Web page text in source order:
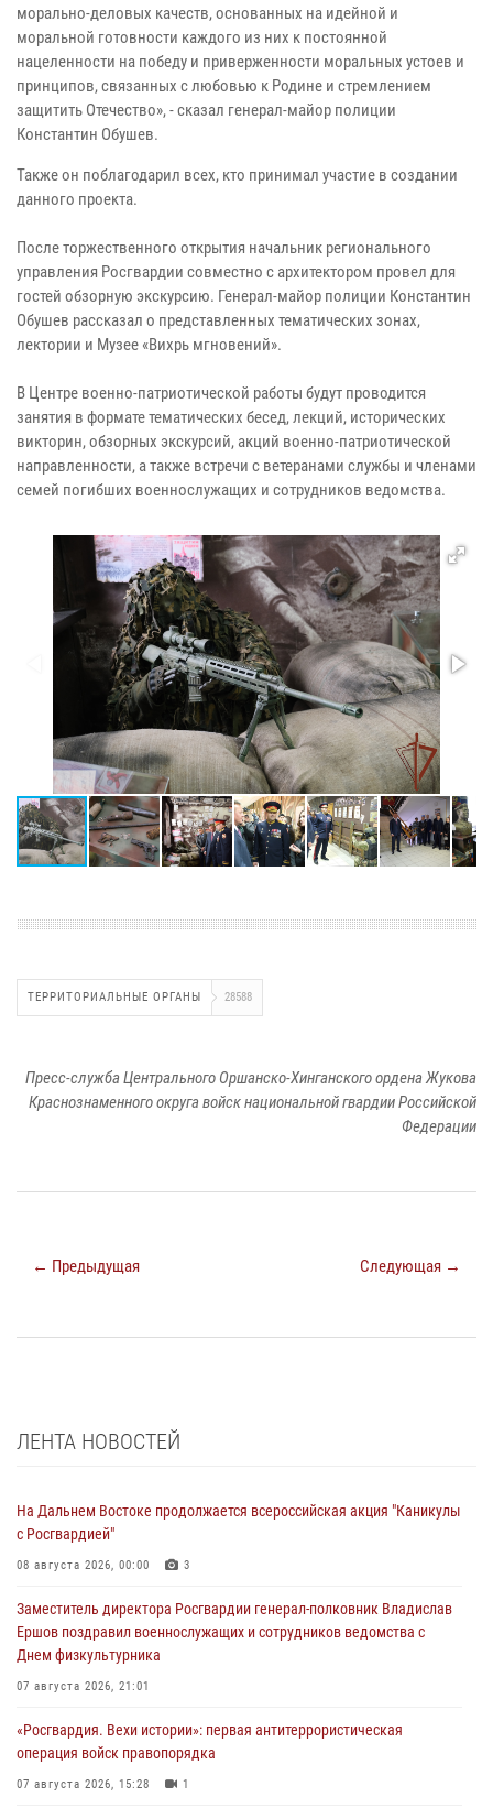
морально-деловых качеств, основанных на идейной и
моральной готовности каждого из них к постоянной
нацеленности на победу и приверженности моральных устоев и
принципов, связанных с любовью к Родине и стремлением
защитить Отечество», - сказал генерал-майор полиции
Константин Обушев.
Также он поблагодарил всех, кто принимал участие в создании
данного проекта.
После торжественного открытия начальник регионального
управления Росгвардии совместно с архитектором провел для
гостей обзорную экскурсию. Генерал-майор полиции Константин
Обушев рассказал о представленных тематических зонах,
лектории и Музее «Вихрь мгновений».
В Центре военно-патриотической работы будут проводится
занятия в формате тематических бесед, лекций, исторических
викторин, обзорных экскурсий, акций военно-патриотической
направленности, а также встречи с ветеранами службы и членами
семей погибших военнослужащих и сотрудников ведомства.
ТЕРРИТОРИАЛЬНЫЕ ОРГАНЫ 28588
Пресс-служба Центрального Оршанско-Хинганского ордена Жукова
Краснознаменного округа войск национальной гвардии Российской
Федерации
← Предыдущая Следующая →
ЛЕНТА НОВОСТЕЙ
На Дальнем Востоке продолжается всероссийская акция "Каникулы
с Росгвардией"
08 августа 2026, 00:00 3
Заместитель директора Росгвардии генерал-полковник Владислав
Ершов поздравил военнослужащих и сотрудников ведомства с
Днем физкультурника
07 августа 2026, 21:01
«Росгвардия. Вехи истории»: первая антитеррористическая
операция войск правопорядка
07 августа 2026, 15:28 1